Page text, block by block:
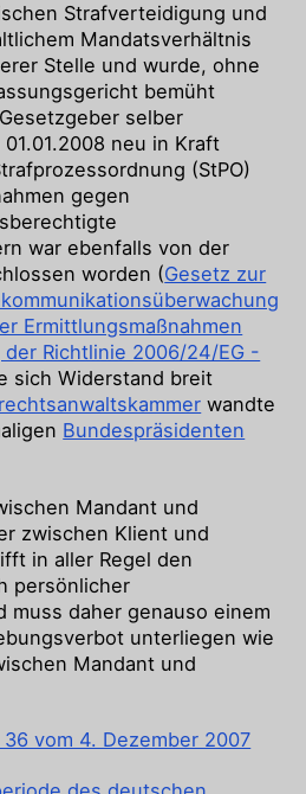
Strafverteidigung und
Mandatsverhältnis
Stelle und wurde, ohne
bemüht
selber
neu in Kraft
(StPO)
gegen
war ebenfalls von der
worden (Gesetz zur
Ermittlungsmaßnahmen
Richtlinie 2006/24/EG -
sich Widerstand breit
wandte
Bundespräsidenten
Mandant und
zwischen Klient und
in aller Regel den
persönlicher
muss daher genauso einem
unterliegen wie
Mandant und
vom 4. Dezember 2007